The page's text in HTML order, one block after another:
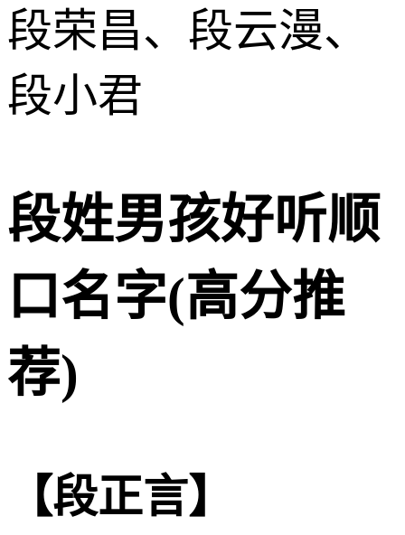
段荣昌、段云漫、
段小君
段姓男孩好听顺
口名字(高分推
荐)
【段正言】